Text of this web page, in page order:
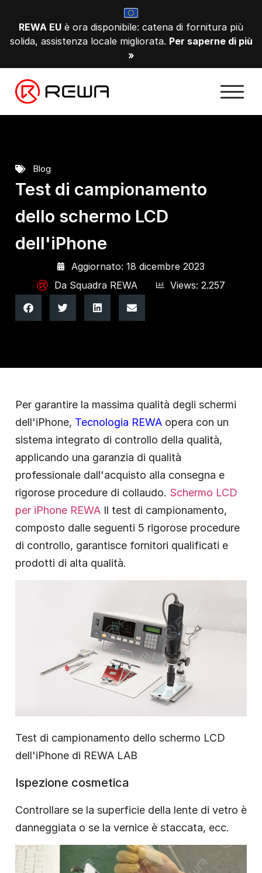
REWA EU è ora disponibile: catena di fornitura più
solida, assistenza locale migliorata. Per saperne di più
»
Blog
Test di campionamento
dello schermo LCD
dell'iPhone
Aggiornato: 18 dicembre 2023
Da Squadra REWA Views: 2.257
Per garantire la massima qualità degli schermi
dell'iPhone, Tecnologia REWAopera con un
sistema integrato di controllo della qualità,
applicando una garanzia di qualità
professionale dall'acquisto alla consegna e
rigorose procedure di collaudo. Schermo LCD
per iPhone REWAIl test di campionamento,
composto dalle seguenti 5 rigorose procedure
di controllo, garantisce fornitori qualificati e
prodotti di alta qualità.
Test di campionamento dello schermo LCD
dell'iPhone di REWA LAB
Ispezione cosmetica
Controllare se la superficie della lente di vetro è
danneggiata o se la vernice è staccata, ecc.